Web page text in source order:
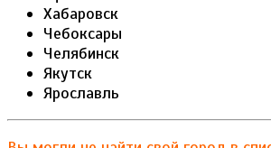
Хабаровск
Чебоксары
Челябинск
Якутск
Ярославль